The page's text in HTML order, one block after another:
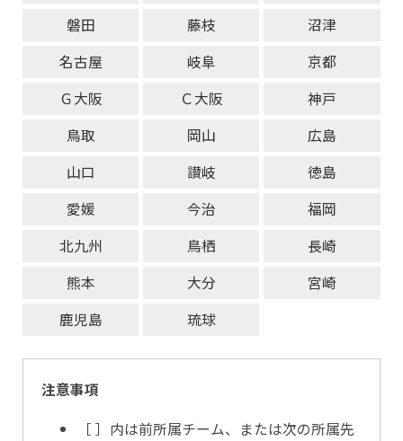
磐田
藤枝
沼津
名古屋
岐阜
京都
Ｇ大阪
Ｃ大阪
神戸
鳥取
岡山
広島
山口
讃岐
徳島
愛媛
今治
福岡
北九州
鳥栖
長崎
熊本
大分
宮崎
鹿児島
琉球
注意事項
［ ］内は前所属チーム、または次の所属先